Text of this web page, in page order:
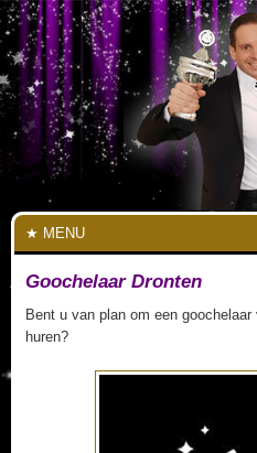
MENU
Goochelaar Dronten
Bent u van plan om een
huren?